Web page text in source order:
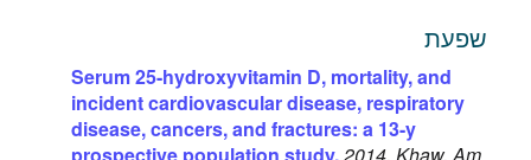
שפעת
Serum 25-hydroxyvitamin D, mortality, and
incident cardiovascular disease, respiratory
disease, cancers, and fractures: a 13-y